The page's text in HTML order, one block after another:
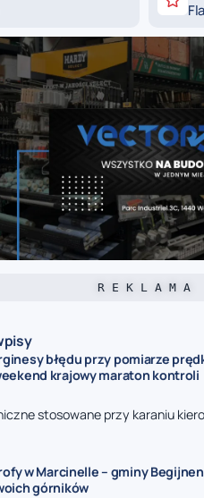
R E K L A M A
błędu przy pomiarze
krajowy maraton kontroli
stosowane przy karaniu
w Marcinelle – gminy
górników